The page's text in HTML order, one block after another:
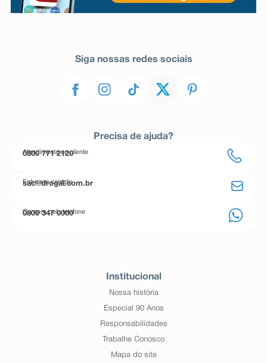
Siga nossas redes sociais
Precisa de ajuda?
Atendimento ao cliente
0800 771 2120
Entre em contato
sac@drogal.com.br
Compre pelo telefone
0800 347 0000
Institucional
Nossa história
Especial 90 Anos
Responsabilidades
Trabalhe Conosco
Mapa do site